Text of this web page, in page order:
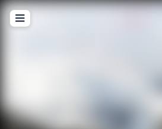
Le vortex à chats -
genre par Tykayn